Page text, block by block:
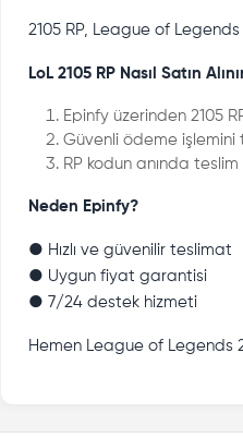
2105 RP, League of
LoL 2105 RP Nasıl Satın
Epinfy üzerinden 2105
Güvenli ödeme
RP kodun anında teslim
Neden Epinfy?
● Hızlı ve güvenilir teslimat
● Uygun fiyat garantisi
● 7/24 destek hizmeti
Hemen League of Legends